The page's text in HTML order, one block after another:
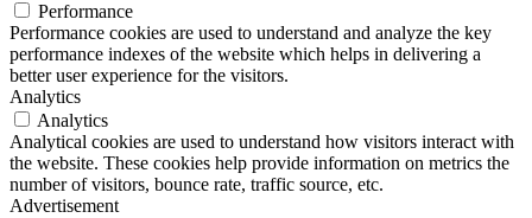
Performance
Performance cookies are used to understand and analyze the key
performance indexes of the website which helps in delivering a
better user experience for the visitors.
Analytics
Analytics
Analytical cookies are used to understand how visitors interact with
the website. These cookies help provide information on metrics the
number of visitors, bounce rate, traffic source, etc.
Advertisement